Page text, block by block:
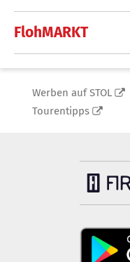
FlohMARKT
Werben auf STOL
Tourentipps